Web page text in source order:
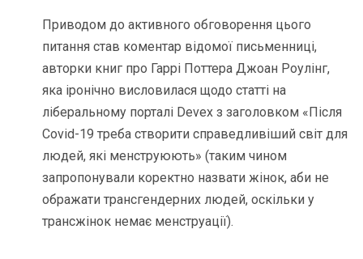
Приводом до активного обговорення цього
питання став коментар відомої письменниці,
авторки книг про Гаррі Поттера Джоан Роулінг,
яка іронічно висловилася щодо статті на
ліберальному порталі Devex з заголовком «Після
Covid-19 треба створити справедливіший світ для
людей, які менструюють» (таким чином
запропонували коректно назвати жінок, аби не
ображати трансгендерних людей, оскільки у
трансжінок немає менструації).